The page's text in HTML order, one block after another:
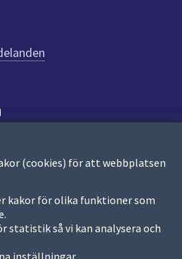
(cookies) för att webbplatsen
kakor för olika funktioner som
statistik så vi kan analysera och
inställningar.
diarium